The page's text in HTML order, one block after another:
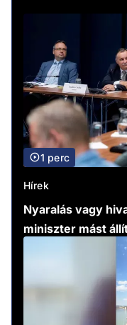
1 perc
Hírek
Nyaralás vagy
miniszter mást